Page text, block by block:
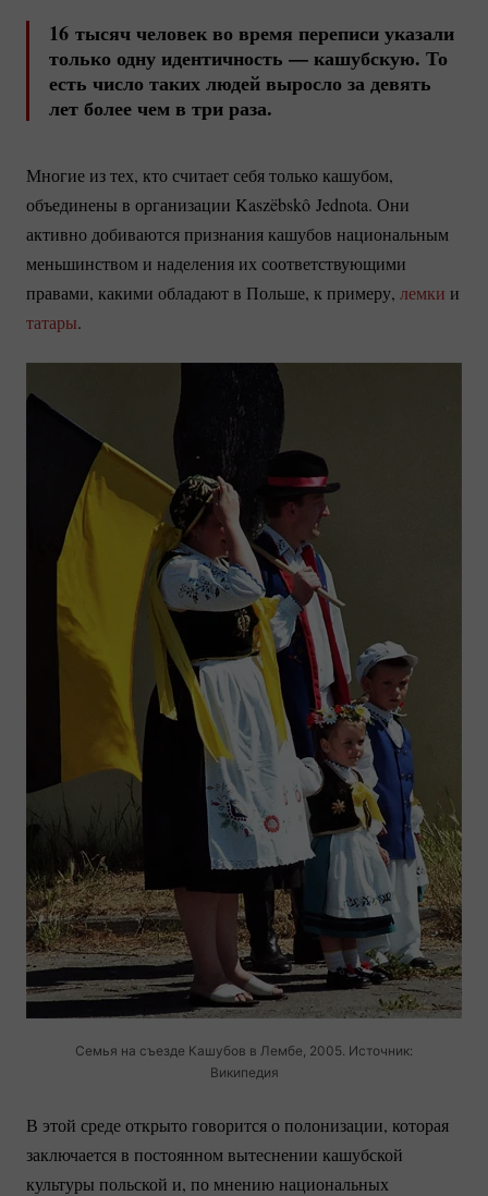
16 тысяч человек во время переписи указали
только одну идентичность — кашубскую. То
есть число таких людей выросло за девять
лет более чем в три раза.
Многие из тех, кто считает себя только кашубом,
объединены в организации Kaszëbskô Jednota. Они
активно добиваются признания кашубов национальным
меньшинством и наделения их соответствующими
правами, какими обладают в Польше, к примеру, лемки и
татары.
Семья на съезде Кашубов в Лембе, 2005. Источник:
Википедия
В этой среде открыто говорится о полонизации, которая
заключается в постоянном вытеснении кашубской
культуры польской и, по мнению национальных